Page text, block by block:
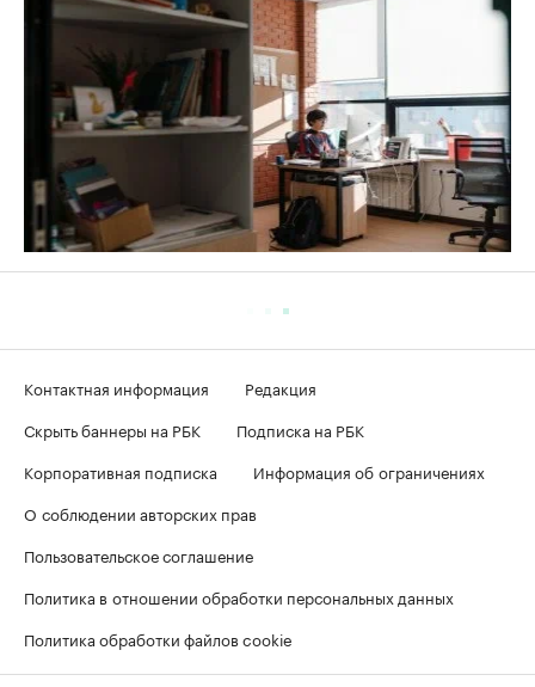
Контактная информация
Редакция
Скрыть баннеры на РБК
Подписка на РБК
Корпоративная подписка
Информация об ограничениях
О соблюдении авторских прав
Пользовательское соглашение
Политика в отношении обработки персональных данных
Политика обработки файлов cookie